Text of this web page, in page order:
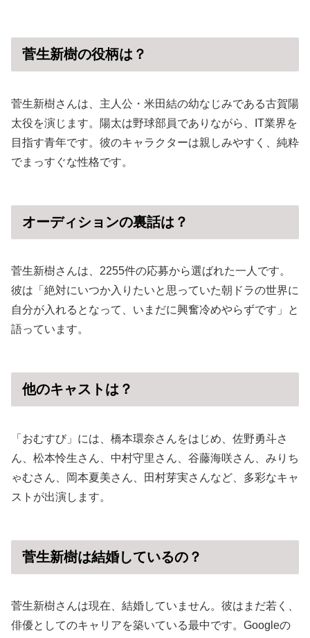
菅生新樹の役柄は？
菅生新樹さんは、主人公・米田結の幼なじみである古賀陽
太役を演じます。陽太は野球部員でありながら、IT業界を
目指す青年です。彼のキャラクターは親しみやすく、純粋
でまっすぐな性格です。
オーディションの裏話は？
菅生新樹さんは、2255件の応募から選ばれた一人です。
彼は「絶対にいつか入りたいと思っていた朝ドラの世界に
自分が入れるとなって、いまだに興奮冷めやらずです」と
語っています。
他のキャストは？
「おむすび」には、橋本環奈さんをはじめ、佐野勇斗さ
ん、松本怜生さん、中村守里さん、谷藤海咲さん、みりち
ゃむさん、岡本夏美さん、田村芽実さんなど、多彩なキャ
ストが出演します。
菅生新樹は結婚しているの？
菅生新樹さんは現在、結婚していません。彼はまだ若く、
俳優としてのキャリアを築いている最中です。Googleの